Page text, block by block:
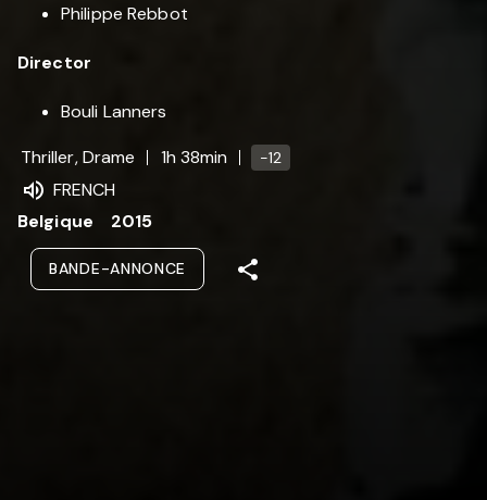
Philippe Rebbot
Director
Bouli Lanners
Thriller, Drame
1h 38min -12
FRENCH
Belgique
2015
BANDE-ANNONCE